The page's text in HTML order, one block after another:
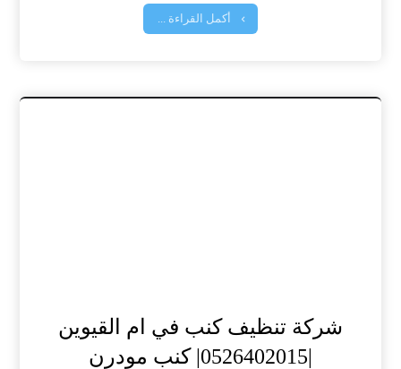
أكمل القراءة ...
شركة تنظيف كنب في ام القيوين
|0526402015| كنب مودرن